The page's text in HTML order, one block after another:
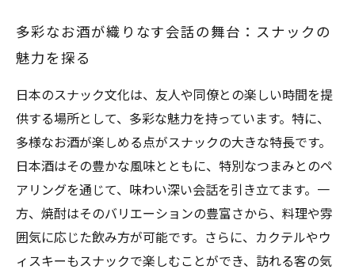
多彩なお酒が織りなす会話の舞台：スナックの
魅力を探る
日本のスナック文化は、友人や同僚との楽しい時間を提
供する場所として、多彩な魅力を持っています。特に、
多様なお酒が楽しめる点がスナックの大きな特長です。
日本酒はその豊かな風味とともに、特別なつまみとのペ
アリングを通じて、味わい深い会話を引き立てます。一
方、焼酎はそのバリエーションの豊富さから、料理や雰
囲気に応じた飲み方が可能です。さらに、カクテルやウ
ィスキーもスナックで楽しむことができ、訪れる客の気